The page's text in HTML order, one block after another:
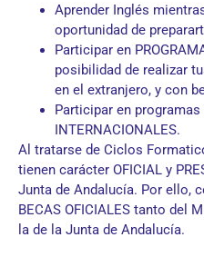
Aprender Inglés
oportunidad de
Participar en
posibilidad de realizar
en el extranjero, y con
Participar en programas
INTERNACIONALES.
Al tratarse de Ciclos
tienen carácter OFICIAL y
Junta de Andalucía. Por ello,
BECAS OFICIALES tanto del
la de la Junta de Andalucía.